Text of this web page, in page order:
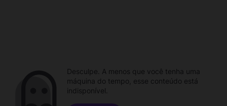
Desculpe. A menos que você tenha uma
máquina do tempo, esse conteúdo está
indisponível.